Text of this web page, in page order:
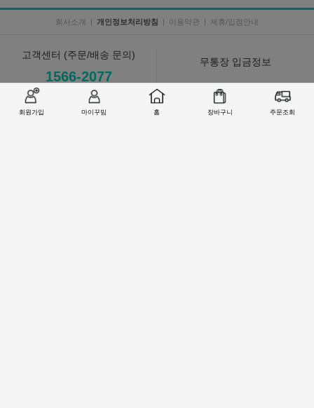
회원가입 마이꾸밈 홈 장바구니 주문조회
회사소개 | 개인정보처리방침 | 이용약관 | 제휴/입점안내
고객센터 (주문/배송 문의)
1566-2077
MON-FRI 09:00 - 18:00
LUNCH 12:00 - 13:00
무통장 입금정보
예금주 : (주)철물마트
223-123239-01-024
복사